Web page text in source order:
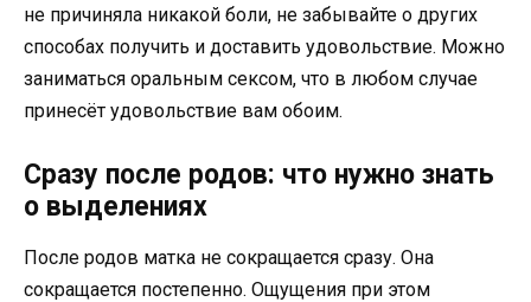
не причиняла никакой боли, не забывайте о других
способах получить и доставить удовольствие. Можно
заниматься оральным сексом, что в любом случае
принесёт удовольствие вам обоим.
Сразу после родов: что нужно знать
о выделениях
После родов матка не сокращается сразу. Она
сокращается постепенно. Ощущения при этом